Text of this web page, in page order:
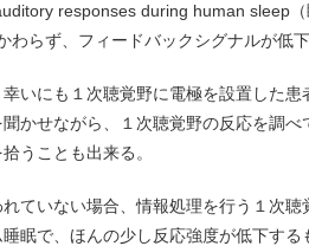
responses during human sleep
わらず、フィードバックシグナルが低下
いにも１次聴覚野に電極を設置した患
かせながら、１次聴覚野の反応を調
うことも出来る。
ていない場合、情報処理を行う１次
眠で、ほんの少し反応強度が低下する